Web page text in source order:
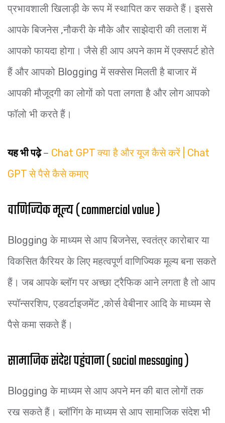
प्रभावशाली खिलाड़ी के रूप में स्थापित कर सकते हैं। इससे
आपके बिजनेस ,नौकरी के मौके और साझेदारी की तलाश में
आपको फायदा होगा। जैसे ही आप अपने काम में एक्सपर्ट होते
हैं और आपको Blogging में सक्सेस मिलती है बाजार में
आपकी मौजूदगी का लोगों को पता लगता है और लोग आपको
फॉलो भी करते हैं।
यह भी पढ़े– Chat GPT क्या है और यूज कैसे करें | Chat
GPT से पैसे कैसे कमाए
वाणिज्यिक मूल्य ( commercial value )
Blogging के माध्यम से आप बिजनेस, स्वतंत्र कारोबार या
विकसित कैरियर के लिए महत्वपूर्ण वाणिज्यिक मूल्य बना सकते
हैं। जब आपके ब्लॉग पर अच्छा ट्रैफिक आने लगता है तो आप
स्पॉन्सरशिप, एडवर्टाइजमेंट ,कोर्स वेबीनार आदि के माध्यम से
पैसे कमा सकते हैं।
सामाजिक संदेश पहुंचाना ( social messaging )
Blogging के माध्यम से आप अपने मन की बात लोगों तक
रख सकते हैं। ब्लॉगिंग के माध्यम से आप सामाजिक संदेश भी